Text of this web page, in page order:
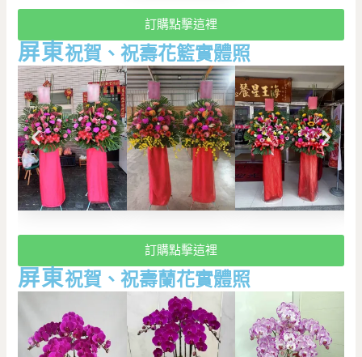
訂購點擊這裡
屏東祝賀、祝壽花籃實體照
訂購點擊這裡
屏東祝賀、祝壽蘭花實體照